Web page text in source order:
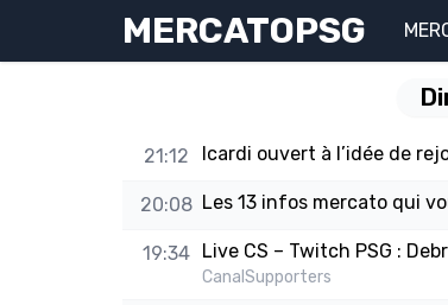
MERCATOPSG
21:12 Icardi ouvert à l’idée de
20:08 Les 13 infos mercato qui
19:34 Live CS – Twitch PSG :
CanalSupporters